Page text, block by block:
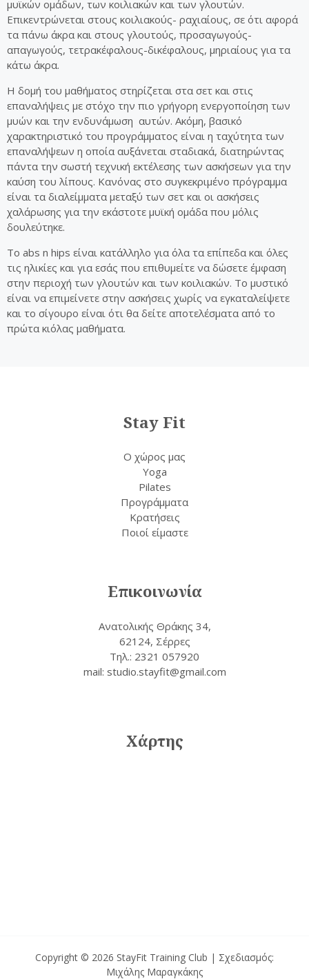
μυϊκών ομάδων, των κοιλιακών και των γλουτών.
Eπικεντρώνεται στους κοιλιακούς- ραχιαίους, σε ότι αφορά
τα πάνω άκρα και στους γλουτούς, προσαγωγούς-
απαγωγούς, τετρακέφαλους-δικέφαλους, μηριαίους για τα
κάτω άκρα.
Η δομή του μαθήματος στηρίζεται στα σετ και στις
επαναλήψεις με στόχο την πιο γρήγορη ενεργοποίηση των
μυών και την ενδυνάμωση αυτών. Ακόμη, βασικό
χαρακτηριστικό του προγράμματος είναι η ταχύτητα των
επαναλήψεων η οποία αυξάνεται σταδιακά, διατηρώντας
πάντα την σωστή τεχνική εκτέλεσης των ασκήσεων για την
καύση του λίπους. Κανόνας στο συγκεκριμένο πρόγραμμα
είναι τα διαλείμματα μεταξύ των σετ και οι ασκήσεις
χαλάρωσης για την εκάστοτε μυϊκή ομάδα που μόλις
δουλεύτηκε.
Το abs n hips είναι κατάλληλο για όλα τα επίπεδα και όλες
τις ηλικίες και για εσάς που επιθυμείτε να δώσετε έμφαση
στην περιοχή των γλουτών και των κοιλιακών. Το μυστικό
είναι να επιμείνετε στην ασκήσεις χωρίς να εγκαταλείψετε
και το σίγουρο είναι ότι θα δείτε αποτελέσματα από το
πρώτα κιόλας μαθήματα.
Stay Fit
Ο χώρος μας
Yoga
Pilates
Προγράμματα
Κρατήσεις
Ποιοί είμαστε
Επικοινωνία
Ανατολικής Θράκης 34,
62124, Σέρρες
Τηλ.: 2321 057920
mail: studio.stayfit@gmail.com
Χάρτης
Copyright © 2026 StayFit Training Club | Σχεδιασμός:
Μιχάλης Μαραγκάκης